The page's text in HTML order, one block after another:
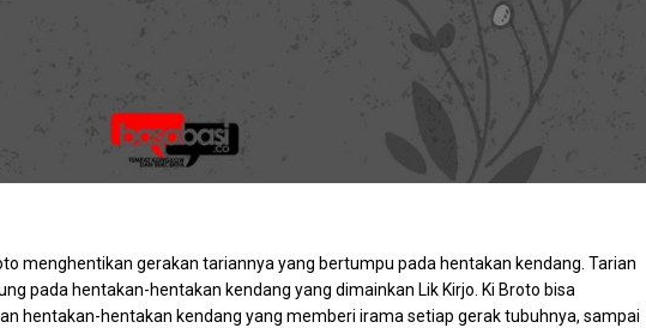
menghentikan gerakan tariannya yang bertumpu pada hentakan kendang. Tarian
pada hentakan-hentakan kendang yang dimainkan Lik Kirjo. Ki Broto bisa
hentakan-hentakan kendang yang memberi irama setiap gerak tubuhnya, sampai